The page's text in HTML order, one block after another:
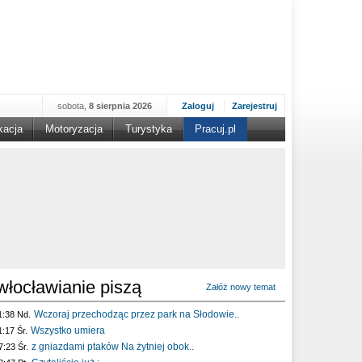
Zaloguj Zarejestruj
sobota, 8 sierpnia 2026
Motoryzacja Turystyka Pracuj.pl
piszą Załóż nowy temat
Nd. Wczoraj przechodząc przez park na Słodowie..
Śr. Wszystko umiera
Śr. z gniazdami ptaków Na żytniej obok..